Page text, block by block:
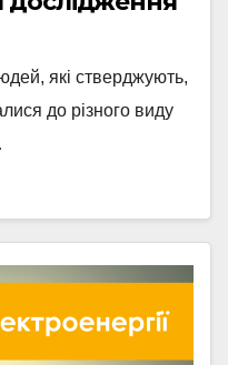
які стверджують,
до різного виду